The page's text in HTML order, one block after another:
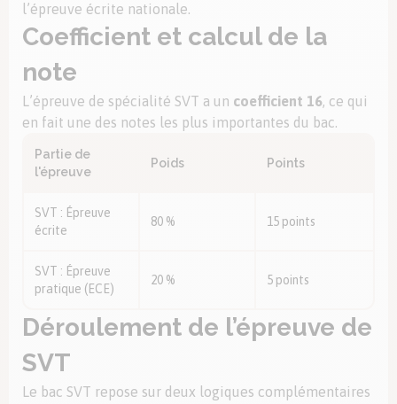
l’épreuve écrite nationale.
Coefficient et calcul de la
note
L’épreuve de spécialité SVT a un coefficient 16, ce qui
en fait une des notes les plus importantes du bac.
Partie de
l'épreuve
Poids Points
SVT : Épreuve
écrite
80 % 15 points
SVT : Épreuve
pratique (ECE)
20 % 5 points
Déroulement de l’épreuve de
SVT
Le bac SVT repose sur deux logiques complémentaires